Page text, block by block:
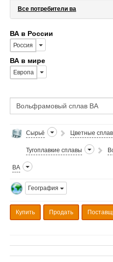
Все потребители ва
ВА в России
Россия
ВА в мире
Европа
Сырьё Цветные
Тугоплавкие сплавы
ВА
География
Купить Продать